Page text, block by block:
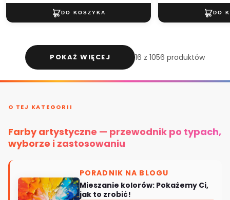
POKAŻ WIĘCEJ 16 z 1056 produktów
O TEJ KATEGORII
Farby artystyczne — przewodnik po typach,
wyborze i zastosowaniu
PORADNIK NA BLOGU
Mieszanie kolorów: Pokażemy Ci,
jak to zrobić!